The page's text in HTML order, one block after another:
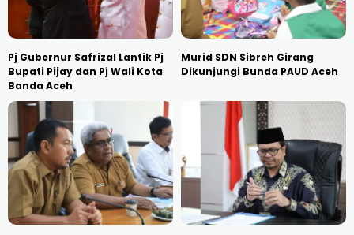
Pj Gubernur Safrizal Lantik Pj
Bupati Pijay dan Pj Wali Kota
Banda Aceh
Murid SDN Sibreh Girang
Dikunjungi Bunda PAUD Aceh